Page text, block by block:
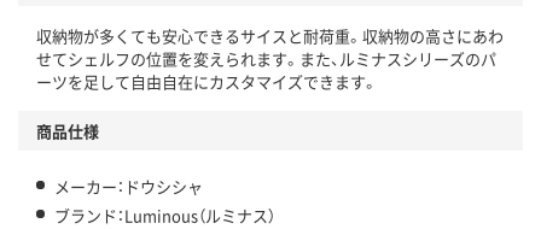
収納物が多くても安心できるサイスと耐荷重。収納物の高さにあわ
せてシェルフの位置を変えられます。また、ルミナスシリーズのパ
ーツを足して自由自在にカスタマイズできます。
商品仕様
メーカー：ドウシシャ
ブランド：Luminous（ルミナス）